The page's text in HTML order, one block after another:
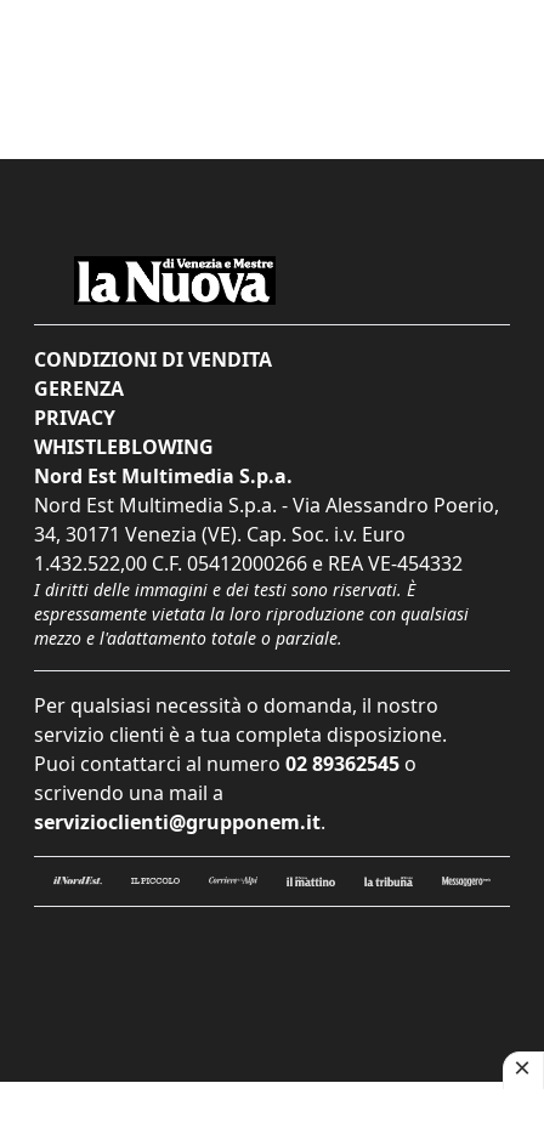
CONDIZIONI DI VENDITA
GERENZA
PRIVACY
WHISTLEBLOWING
Nord Est Multimedia S.p.a.
Nord Est Multimedia S.p.a. - Via Alessandro Poerio,
34, 30171 Venezia (VE). Cap. Soc. i.v. Euro
1.432.522,00 C.F. 05412000266 e REA VE-454332
I diritti delle immagini e dei testi sono riservati. È
espressamente vietata la loro riproduzione con qualsiasi
mezzo e l'adattamento totale o parziale.
Per qualsiasi necessità o domanda, il nostro
servizio clienti è a tua completa disposizione.
Puoi contattarci al numero 02 89362545 o
scrivendo una mail a
servizioclienti@grupponem.it.